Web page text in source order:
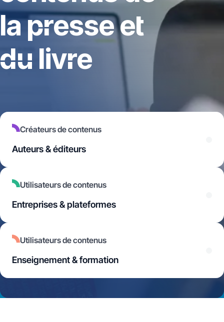
la presse et
du livre
Créateurs de contenus
Auteurs & éditeurs
Utilisateurs de contenus
Entreprises & plateformes
Utilisateurs de contenus
Enseignement & formation